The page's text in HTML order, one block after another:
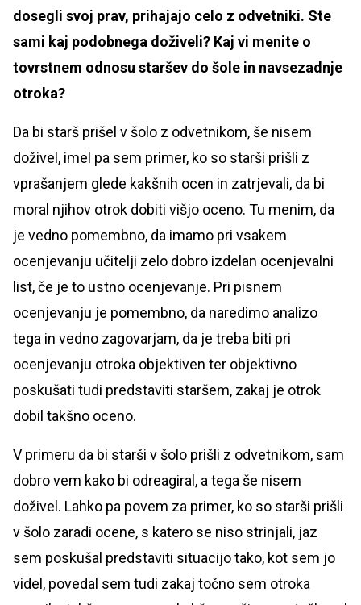
dosegli svoj prav, prihajajo celo z odvetniki. Ste
sami kaj podobnega doživeli? Kaj vi menite o
tovrstnem odnosu staršev do šole in navsezadnje
otroka?
Da bi starš prišel v šolo z odvetnikom, še nisem
doživel, imel pa sem primer, ko so starši prišli z
vprašanjem glede kakšnih ocen in zatrjevali, da bi
moral njihov otrok dobiti višjo oceno. Tu menim, da
je vedno pomembno, da imamo pri vsakem
ocenjevanju učitelji zelo dobro izdelan ocenjevalni
list, če je to ustno ocenjevanje. Pri pisnem
ocenjevanju je pomembno, da naredimo analizo
tega in vedno zagovarjam, da je treba biti pri
ocenjevanju otroka objektiven ter objektivno
poskušati tudi predstaviti staršem, zakaj je otrok
dobil takšno oceno.
V primeru da bi starši v šolo prišli z odvetnikom, sam
dobro vem kako bi odreagiral, a tega še nisem
doživel. Lahko pa povem za primer, ko so starši prišli
v šolo zaradi ocene, s katero se niso strinjali, jaz
sem poskušal predstaviti situacijo tako, kot sem jo
videl, povedal sem tudi zakaj točno sem otroka